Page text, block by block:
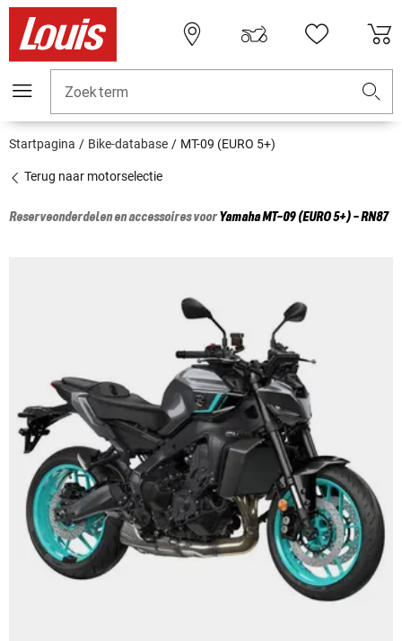
Zoekterm
Startpagina Bike-database MT-09 (EURO 5+)
Terug naar motorselectie
Reserveonderdelen en accessoires voorYamahaMT-09 (EURO 5+) - RN87